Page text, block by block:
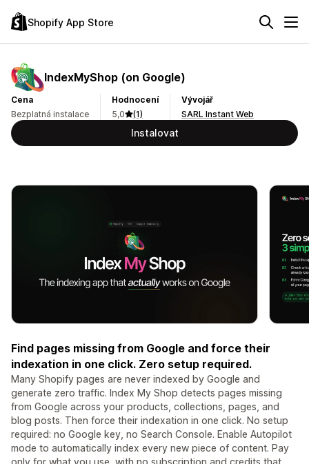
Shopify App Store
IndexMyShop (on Google)
Cena
Bezplatná instalace
Hodnocení
5,0
(1)
Vývojář
SARL Instant Web
Instalovat
Find pages missing from Google and force their
indexation in one click. Zero setup required.
Many Shopify pages are never indexed by Google and
generate zero traffic. Index My Shop detects pages missing
from Google across your products, collections, pages, and
blog posts. Then force their indexation in one click. No setup
required: no Google key, no Search Console. Enable Autopilot
mode to automatically index every new piece of content. Pay